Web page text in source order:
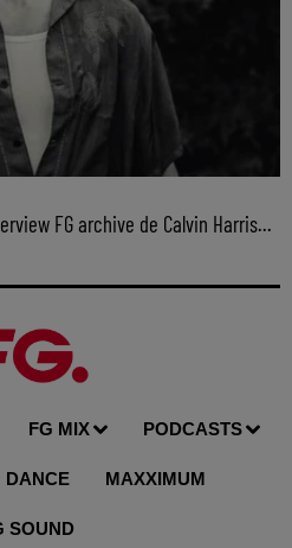
FG archive de Calvin Harris...
FG MIX PODCASTS
DANCE MAXXIMUM
SOUND